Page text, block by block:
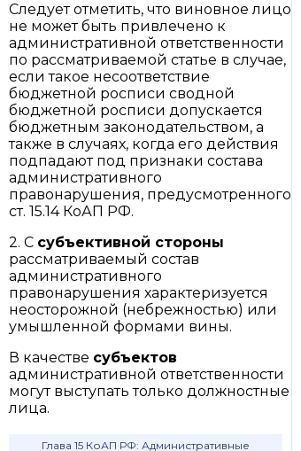
Следует отметить, что виновное лицо
не может быть привлечено к
административной ответственности
по рассматриваемой статье в случае,
если такое несоответствие
бюджетной росписи сводной
бюджетной росписи допускается
бюджетным законодательством, а
также в случаях, когда его действия
подпадают под признаки состава
административного
правонарушения, предусмотренного
ст. 15.14 КоАП РФ.
2. С субъективной стороны
рассматриваемый состав
административного
правонарушения характеризуется
неосторожной (небрежностью) или
умышленной формами вины.
В качестве субъектов
административной ответственности
могут выступать только должностные
лица.
Глава 15 КоАП РФ: Административные